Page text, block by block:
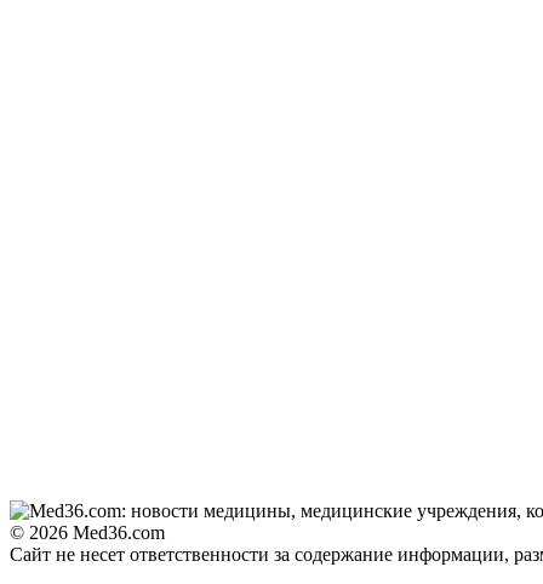
© 2026 Med36.com
Сайт не несет ответственности за содержание информации,